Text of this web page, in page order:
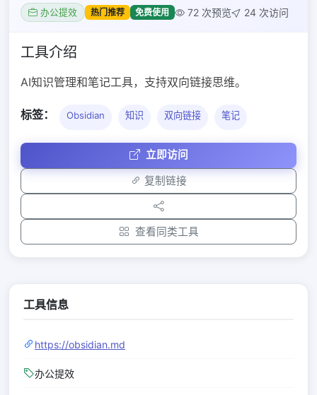
办公提效 热门推荐 免费使用 72 次预览 24 次访问
工具介绍
AI知识管理和笔记工具，支持双向链接思维。
标签： Obsidian 知识 双向链接 笔记
立即访问
复制链接
查看同类工具
工具信息
https://obsidian.md
办公提效